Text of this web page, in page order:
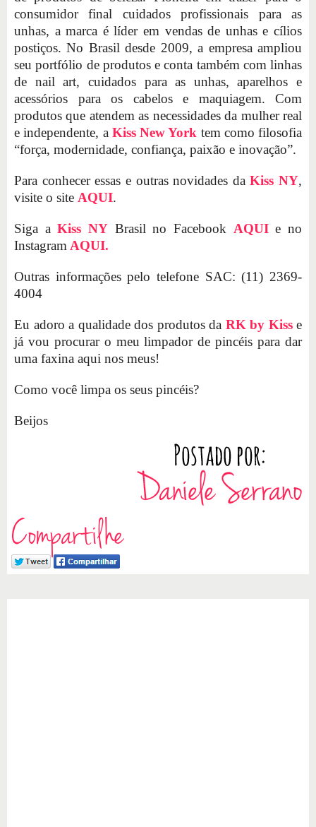
consumidor final cuidados profissionais para as
unhas, a marca é líder em vendas de unhas e cílios
postiços. No Brasil desde 2009, a empresa ampliou
seu portfólio de produtos e conta também com linhas
de nail art, cuidados para as unhas, aparelhos e
acessórios para os cabelos e maquiagem. Com
produtos que atendem as necessidades da mulher real
e independente, a Kiss New York tem como filosofia
“força, modernidade, confiança, paixão e inovação”.
Para conhecer essas e outras novidades daKiss NY,
visite o site AQUI.
Siga aKiss NY Brasil no Facebook AQUIe no
Instagram AQUI.
Outras informações pelo telefone SAC: (11) 2369-
4004
Eu adoro a qualidade dos produtos da RK by Kisse
já vou procurar o meu limpador de pincéis para dar
uma faxina aqui nos meus!
Como você limpa os seus pincéis?
Beijos
Compartilhe